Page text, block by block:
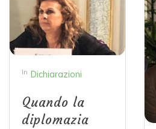
In Dichiarazioni
Quando la
diplomazia